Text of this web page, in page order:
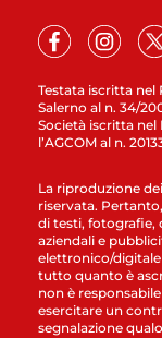
Testata iscritta nel
Salerno al n. 34/
Società iscritta nel
l’AGCOM al n.
La riproduzione
riservata.
di testi, fotografie,
aziendali e
elettronico/
tutto quanto è
non è
esercitare un
segnalazione